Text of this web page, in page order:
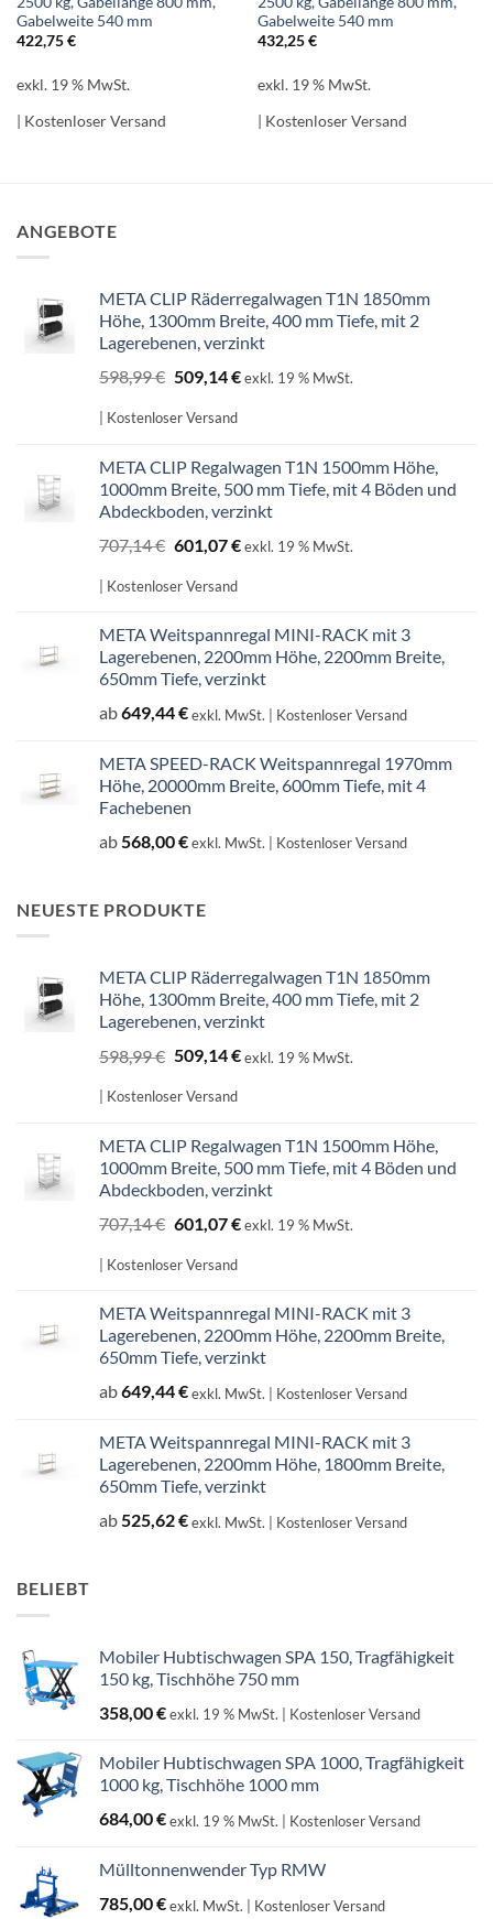
Gabelweite 540 mm
422,75€
exkl. 19 % MwSt.
| Kostenloser Versand
Gabelweite 540 mm
432,25€
exkl. 19 % MwSt.
| Kostenloser Versand
ANGEBOTE
META CLIP Räderregalwagen T1N 1850mm
Höhe, 1300mm Breite, 400 mm Tiefe, mit 2
Lagerebenen, verzinkt
598,99€ Ursprünglicher
Preis
war:
509,14€Aktueller
exkl. 19 % MwSt.
| Kostenloser Versand
META CLIP Regalwagen T1N 1500mm Höhe,
1000mm Breite, 500 mm Tiefe, mit 4 Böden und
Abdeckboden, verzinkt
707,14€ Ursprünglicher
Preis
war:
601,07€Aktueller
exkl. 19 % MwSt.
| Kostenloser Versand
META Weitspannregal MINI-RACK mit 3
Lagerebenen, 2200mm Höhe, 2200mm Breite,
650mm Tiefe, verzinkt
ab649,44€exkl. MwSt. | Kostenloser Versand
META SPEED-RACK Weitspannregal 1970mm
Höhe, 20000mm Breite, 600mm Tiefe, mit 4
Fachebenen
ab568,00€exkl. MwSt. | Kostenloser Versand
NEUESTE PRODUKTE
META CLIP Räderregalwagen T1N 1850mm
Höhe, 1300mm Breite, 400 mm Tiefe, mit 2
Lagerebenen, verzinkt
598,99€ Ursprünglicher
war:
509,14€Aktueller
exkl. 19 % MwSt.
| Kostenloser Versand
META CLIP Regalwagen T1N 1500mm Höhe,
1000mm Breite, 500 mm Tiefe, mit 4 Böden und
Abdeckboden, verzinkt
707,14€ Ursprünglicher
Preis
war:
601,07€Aktueller
exkl. 19 % MwSt.
| Kostenloser Versand
META Weitspannregal MINI-RACK mit 3
Lagerebenen, 2200mm Höhe, 2200mm Breite,
650mm Tiefe, verzinkt
ab649,44€exkl. MwSt. | Kostenloser Versand
META Weitspannregal MINI-RACK mit 3
Lagerebenen, 2200mm Höhe, 1800mm Breite,
650mm Tiefe, verzinkt
ab525,62€exkl. MwSt. | Kostenloser Versand
BELIEBT
Mobiler Hubtischwagen SPA 150, Tragfähigkeit
150 kg, Tischhöhe 750 mm
358,00€exkl. 19 % MwSt. | Kostenloser Versand
Mobiler Hubtischwagen SPA 1000, Tragfähigkeit
1000 kg, Tischhöhe 1000 mm
684,00€exkl. 19 % MwSt. | Kostenloser Versand
Mülltonnenwender Typ RMW
785,00€exkl. MwSt. | Kostenloser Versand